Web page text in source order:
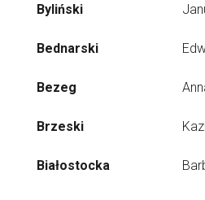
Byliński
Bednarski
Bezeg
Brzeski
Białostocka